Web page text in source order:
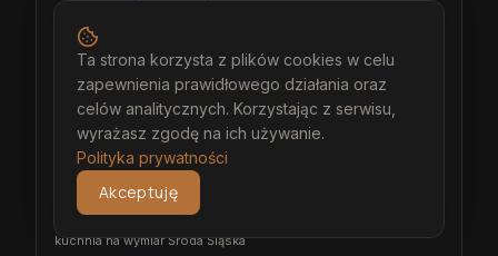
projekt wnętrz Środa Śląska
projektowanie wnętrz Środa Śląska
aranżacja wnętrz Środa Śląska
wizualizacja wnętrz Środa Śląska
meble na wymiar Środa Śląska
stolarz Środa Śląska
kuchnia na wymiar Środa Śląska
Ta strona korzysta z plików cookies w celu
zapewnienia prawidłowego działania oraz
celów analitycznych. Korzystając z serwisu,
wyrażasz zgodę na ich używanie.
Polityka prywatności
Akceptuję